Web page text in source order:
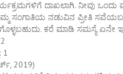
ದಾಖಲಾಗಿ. ನೀವು ಒಂದು
ಸಂಗಾತಿಯ ನಡುವಿನ ಪ್ರೀತಿ
ಕರೆ ಮಾಡಿ ಸಮಸ್ಯೆ ಏನೇ
1
2019)